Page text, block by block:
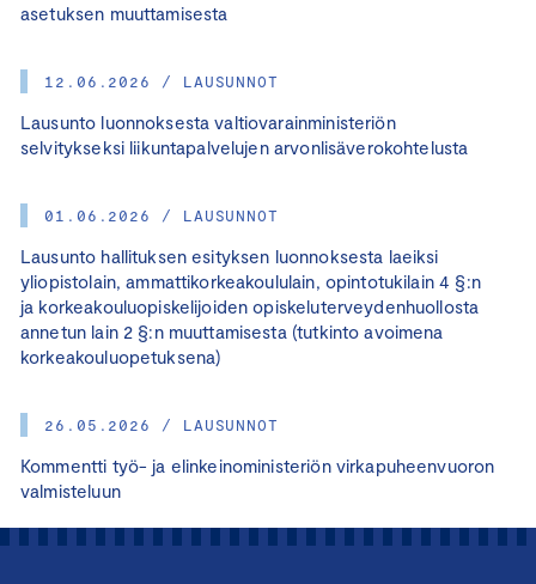
asetuksen muuttamisesta
12.06.2026 / LAUSUNNOT
Lausunto luonnoksesta valtiovarainministeriön
selvitykseksi liikuntapalvelujen arvonlisäverokohtelusta
01.06.2026 / LAUSUNNOT
Lausunto hallituksen esityksen luonnoksesta laeiksi
yliopistolain, ammattikorkeakoululain, opintotukilain 4 §:n
ja korkeakouluopiskelijoiden opiskeluterveydenhuollosta
annetun lain 2 §:n muuttamisesta (tutkinto avoimena
korkeakouluopetuksena)
26.05.2026 / LAUSUNNOT
Kommentti työ- ja elinkeinoministeriön virkapuheenvuoron
valmisteluun